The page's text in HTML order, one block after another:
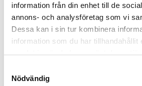
information från din enhet till de
annons- och analysföretag som vi
Dessa kan i sin tur kombinera
information som du har tillhandahållit
samlat in när du har använt deras
Nödvändig
Trygg betalning
Ekologiskt utbud
Valbara fraktmetoder